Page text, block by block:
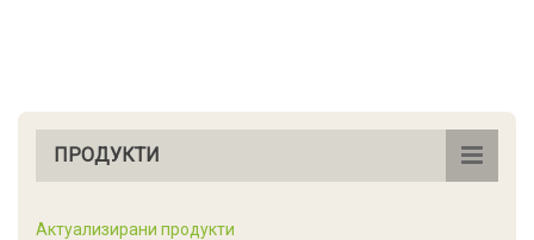
ПРОДУКТИ
Актуализирани продукти